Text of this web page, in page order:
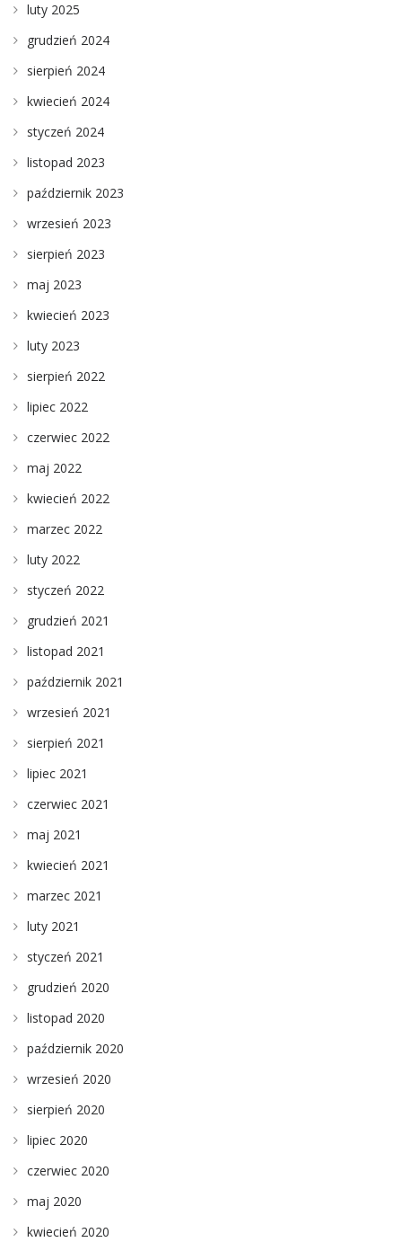
luty 2025
grudzień 2024
sierpień 2024
kwiecień 2024
styczeń 2024
listopad 2023
październik 2023
wrzesień 2023
sierpień 2023
maj 2023
kwiecień 2023
luty 2023
sierpień 2022
lipiec 2022
czerwiec 2022
maj 2022
kwiecień 2022
marzec 2022
luty 2022
styczeń 2022
grudzień 2021
listopad 2021
październik 2021
wrzesień 2021
sierpień 2021
lipiec 2021
czerwiec 2021
maj 2021
kwiecień 2021
marzec 2021
luty 2021
styczeń 2021
grudzień 2020
listopad 2020
październik 2020
wrzesień 2020
sierpień 2020
lipiec 2020
czerwiec 2020
maj 2020
kwiecień 2020